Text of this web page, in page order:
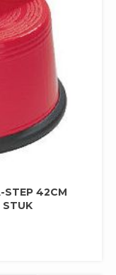
STEP 42CM
STUK